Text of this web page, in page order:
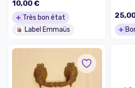
10,00 €
Très bon état
Label Emmaüs